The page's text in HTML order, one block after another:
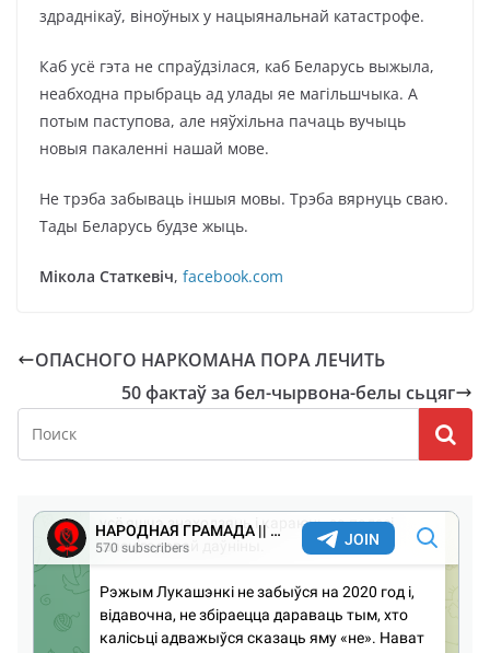
здраднікаў, віноўных у нацыянальнай катастрофе.
Каб усё гэта не спраўдзілася, каб Беларусь выжыла,
неабходна прыбраць ад улады яе магільшчыка. А
потым паступова, але няўхільна пачаць вучыць
новыя пакаленні нашай мове.
Не трэба забываць іншыя мовы. Трэба вярнуць сваю.
Тады Беларусь будзе жыць.
Мікола Статкевіч, facebook.com
ОПАСНОГО НАРКОМАНА ПОРА ЛЕЧИТЬ
50 фактаў за бел-чырвона-белы сьцяг